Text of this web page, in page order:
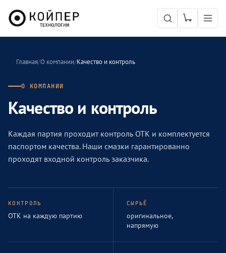
Главная/О компании/Качество и контроль
О КОМПАНИИ
Качество и контроль
Каждая партия проходит контроль ОТК и комплектуется
паспортом качества. Наши смазки гарантированно
проходят входной контроль заказчика.
КОНТРОЛЬ
ОТК на каждую партию
СЫРЬЁ
оригинальное,
напрямую